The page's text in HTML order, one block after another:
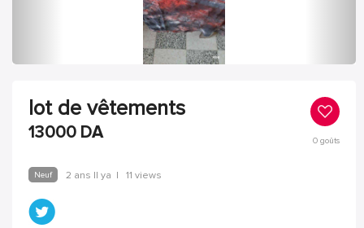
lot de vêtements
13000 DA 0goûts
Neuf 2 ans Il ya | 11 views